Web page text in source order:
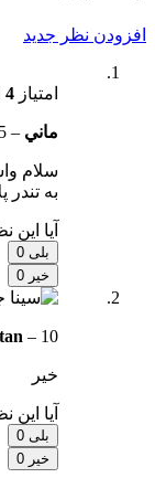
افزودن نظر جدید
امتیاز 4
ماني –
25
به تندر
آیا
بلی 0
خیر 0
– 10 آوریل, 2021
خیر
آیا
بلی 0
خیر 0